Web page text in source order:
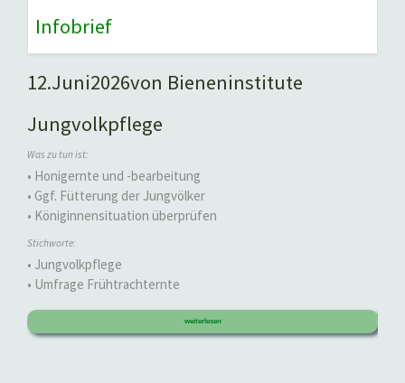
Infobrief
12.Juni2026von Bieneninstitute
Jungvolkpflege
Was zu tun ist:
• Honigernte und -bearbeitung
• Ggf. Fütterung der Jungvölker
• Königinnensituation überprüfen
Stichworte:
• Jungvolkpflege
• Umfrage Frühtrachternte
weiterlesen